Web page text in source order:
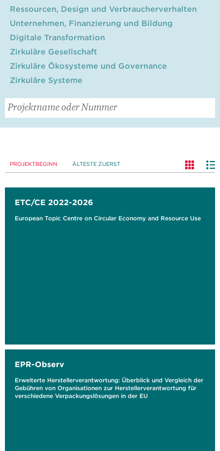
Ressourcen, Design und Verbraucherverhalten
Unternehmen, Finanzierung und Bildung
Digitale Transformation
Zirkuläre Gesellschaft
Zirkuläre Ökosysteme und Governance
Zirkuläre Systeme
PROJEKTBEGINN ÄLTESTE ZUERST
ETC/CE 2022-2026
European Topic Centre on Circular Economy and Resource Use
EPR-Observ
Erweiterte Herstellerverantwortung: Überblick und Vergleich der
Gebühren von Organisationen zur Herstellerverantwortung für
verschiedene Verpackungslösungen in der EU